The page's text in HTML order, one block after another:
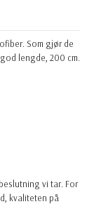
Som gjør de
lengde, 200 cm.
vi tar. For
kvaliteten på